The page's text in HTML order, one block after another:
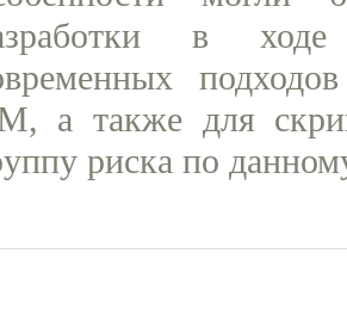
в ходе
а также для
риска по